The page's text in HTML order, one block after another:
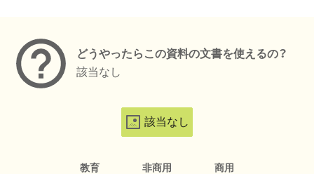
どうやったらこの資料の文書を使えるの？
該当なし
該当なし
教育 非商用 商用